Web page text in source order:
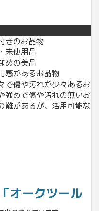
きのお品物
未使用品
めの美品
感があるお品物
で傷や汚れが少々あるお
強めで傷や汚れの無いお
難があるが、活用可能な
「オークツール